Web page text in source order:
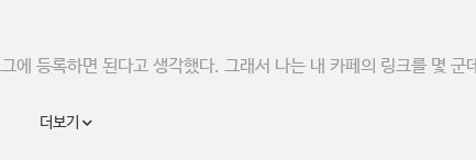
에 등록하면 된다고 생각했다. 그래서 나는 내 카페의 링크를 몇 군
더보기